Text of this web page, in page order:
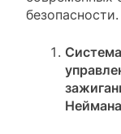
безопасности.